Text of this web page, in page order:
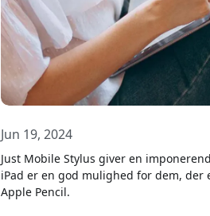
Jun 19, 2024
Just Mobile Stylus giver en
iPad er en god mulighed for dem,
Apple Pencil.